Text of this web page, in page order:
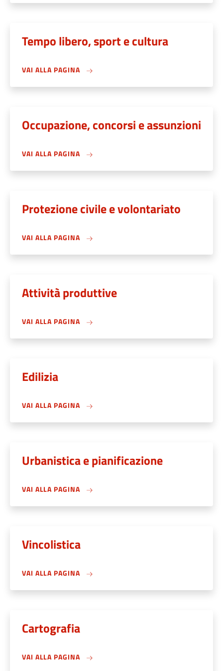
Tempo libero, sport e cultura
VAI ALLA PAGINA
Occupazione, concorsi e assunzioni
VAI ALLA PAGINA
Protezione civile e volontariato
VAI ALLA PAGINA
Attività produttive
VAI ALLA PAGINA
Edilizia
VAI ALLA PAGINA
Urbanistica e pianificazione
VAI ALLA PAGINA
Vincolistica
VAI ALLA PAGINA
Cartografia
VAI ALLA PAGINA